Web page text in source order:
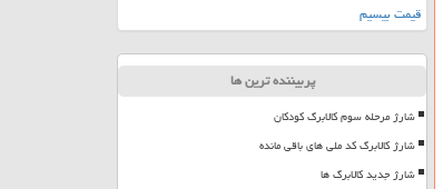
قیمت بیسیم
پربیننده ترین ها
شارژ مرحله سوم کالابرگ کودکان
شارژ کالابرگ کد ملی های باقی مانده
شارژ جدید کالابرگ ها